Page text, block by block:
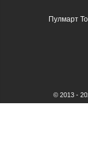
Пулмарт
© 2013 -